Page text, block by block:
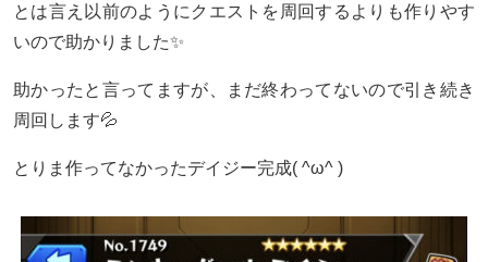
とは言え以前のようにクエストを周回するよりも作りやす
いので助かりました✨
助かったと言ってますが、まだ終わってないので引き続き
周回します💦
とりま作ってなかったデイジー完成( ^ω^ )